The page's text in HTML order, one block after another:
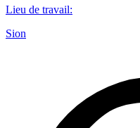
Lieu de travail:
Sion